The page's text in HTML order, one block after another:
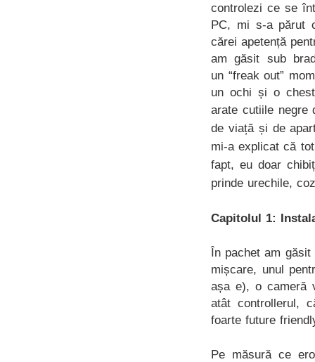
controlezi ce se
PC, mi s-a părut
cărei apetență
am găsit sub
un “freak out”
un ochi și o
arate cutiile negre
de viață și de
mi-a explicat că
fapt, eu doar
prinde urechile,
Capitolul 1:
În pachet am
mișcare, unul
așa e), o cameră
atât controllerul,
foarte future
Pe măsură ce